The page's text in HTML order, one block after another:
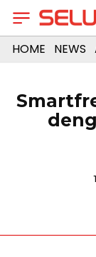
HOME NEWS